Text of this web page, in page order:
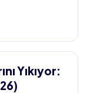
Yıkıyor: